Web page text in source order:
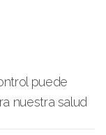
puede
nuestra salud